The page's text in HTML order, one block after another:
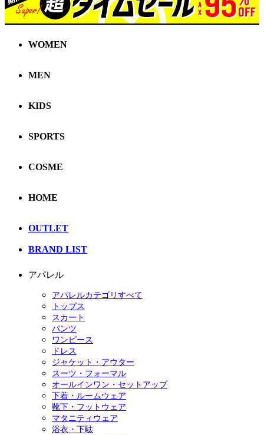
WOMEN
MEN
KIDS
SPORTS
COSME
HOME
OUTLET
BRAND LIST
アパレル
アパレルカテゴリすべて
トップス
スカート
パンツ
ワンピース
ドレス
ジャケット・アウター
スーツ・フォーマル
オールインワン・セットアップ
下着・ルームウェア
靴下・フットウェア
マタニティウェア
浴衣・下駄